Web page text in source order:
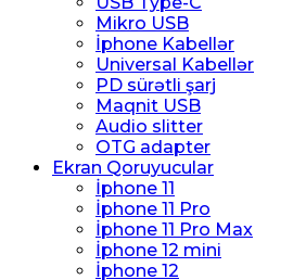
Mikro USB
İphone Kabellər
Universal Kabellər
PD sürətli şarj
Maqnit USB
Audio slitter
OTG adapter
Ekran Qoruyucular
İphone 11
İphone 11 Pro
İphone 11 Pro Max
İphone 12 mini
İphone 12